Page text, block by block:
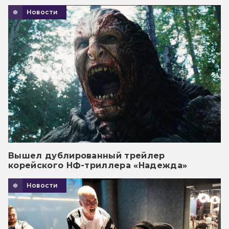
Новости
Вышел дублированный трейлер
корейского НФ-триллера «Надежда»
Новости